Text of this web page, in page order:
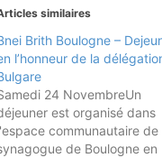
similaires
Brith Boulogne –
l’honneur de la
24 NovembreUn
est organisé dans
communautaire de
de Boulogne en